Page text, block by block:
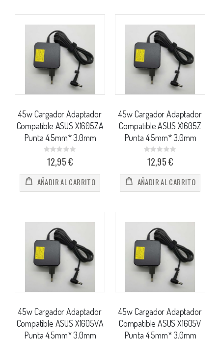
45w Cargador Adaptador
Compatible ASUS X1605ZA
Punta 4.5mm* 3.0mm
Rating:
0%12,95 €
AÑADIR AL CARRITO
45w Cargador Adaptador
Compatible ASUS X1605Z
Punta 4.5mm* 3.0mm
Rating:
0%12,95 €
AÑADIR AL CARRITO
45w Cargador Adaptador
Compatible ASUS X1605VA
Punta 4.5mm* 3.0mm
45w Cargador Adaptador
Compatible ASUS X1605V
Punta 4.5mm* 3.0mm